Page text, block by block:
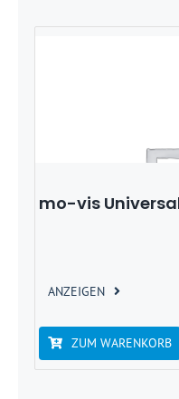
mo-vis
ANZEIGEN
ZUM WARENKORB